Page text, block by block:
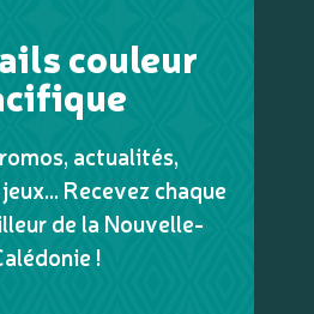
couleur
actualités,
Recevez chaque
de la Nouvelle-
!